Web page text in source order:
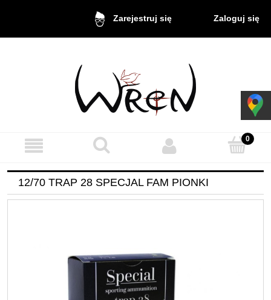
Zarejestruj się Zaloguj się
12/70 TRAP 28 SPECJAL FAM PIONKI